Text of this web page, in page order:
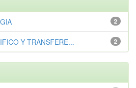
2
2
Y TRANSFERE...